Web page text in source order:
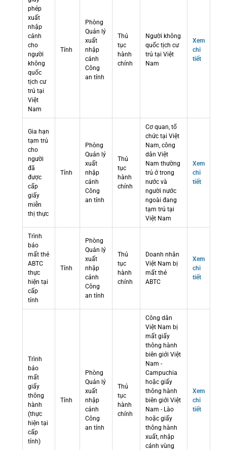
phép
xuất
nhập
cảnh
cho
người
không
quốc
tịch cư
trú tại
Việt
Nam
Tỉnh
Phòng
Quản lý
xuất
nhập
cảnh
Công
an tỉnh
Thủ
tục
hành
chính
Người không
quốc tịch cư
trú tại Việt
Nam
Xem
chi
tiết
Gia hạn
tạm trú
cho
người
đã
được
cấp
giấy
miễn
thị thực
Tỉnh
Phòng
Quản lý
xuất
nhập
cảnh
Công
an tỉnh
Thủ
tục
hành
chính
Cơ quan, tổ
chức tại Việt
Nam, công
dân Việt
Nam thường
trú ở trong
nước và
người nước
ngoài đang
tạm trú tại
Việt Nam
Xem
chi
tiết
Trình
báo
mất thẻ
ABTC
thực
hiện tại
cấp
tỉnh
Tỉnh
Phòng
Quản lý
xuất
nhập
cảnh
Công
an tỉnh
Thủ
tục
hành
chính
Doanh nhân
Việt Nam bị
mất thẻ
ABTC
Xem
chi
tiết
Trình
báo
mất
giấy
thông
hành
(thực
hiện tại
cấp
tỉnh)
Tỉnh
Phòng
Quản lý
xuất
nhập
cảnh
Công
an tỉnh
Thủ
tục
hành
chính
Công dân
Việt Nam bị
mất giấy
thông hành
biên giới Việt
Nam -
Campuchia
hoặc giấy
thông hành
biên giới Việt
Nam - Lào
hoặc giấy
thông hành
xuất, nhập
cảnh vùng
Xem
chi
tiết